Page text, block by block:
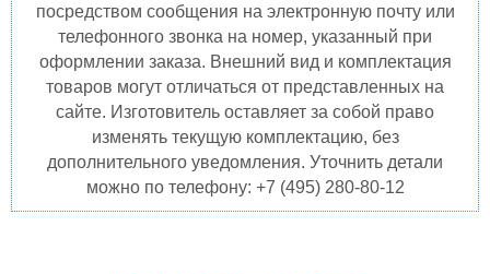
посредством сообщения на электронную почту или
телефонного звонка на номер, указанный при
оформлении заказа. Внешний вид и комплектация
товаров могут отличаться от представленных на
сайте. Изготовитель оставляет за собой право
изменять текущую комплектацию, без
дополнительного уведомления. Уточнить детали
можно по телефону: +7 (495) 280-80-12